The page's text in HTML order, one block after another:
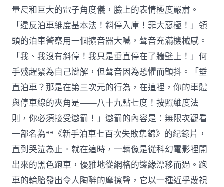
量尺和巨大的電子角度儀，臉上的表情極度嚴肅。
「違反泊車維度基本法！斜停入庫！罪大惡極！」領
頭的泊車警察用一個擴音器大喊，聲音充滿機械感。
「我、我沒有斜停！我只是垂直停在了牆壁上！」何
手殘趕緊為自己辯解，但聲音因為恐懼而顫抖。「垂
直泊車？那是在第三次元的行為，在這裡，你的車體
與停車線的夾角是——八十九點七度！按照維度法
則，你必須接受懲罰！」懲罰的內容是：無限次觀看
一部名為**《新手泊車七百次失敗集錦》的紀錄片，
直到哭泣為止。就在這時，一輛像是從科幻電影裡開
出來的黑色跑車，優雅地從網格的邊緣漂移而過。跑
車的輪胎發出令人陶醉的摩擦聲，它以一種近乎蔑視